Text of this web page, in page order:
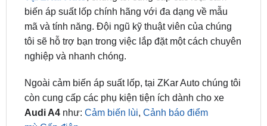
tôi sẽ hỗ trợ bạn trong việc lắp đặt một cách chuyên
nghiệp và nhanh chóng.
Ngoài cảm biến áp suất lốp, tại ZKar Auto chúng tôi
Audi A4như:Cảm biến lùi, Cảnh báo điểm
mù, Cốp điện,…